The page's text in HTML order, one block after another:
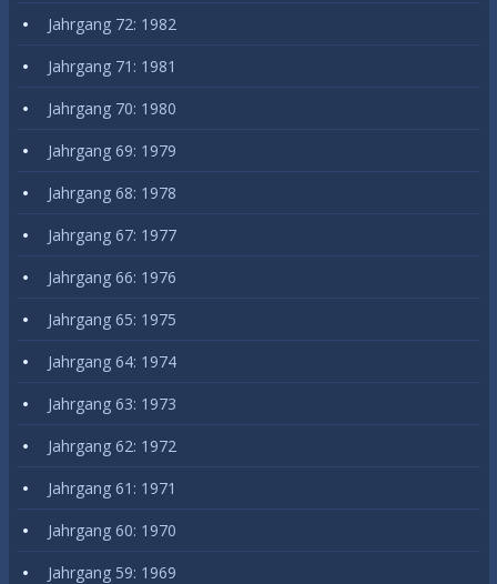
Jahrgang 72: 1982
Jahrgang 71: 1981
Jahrgang 70: 1980
Jahrgang 69: 1979
Jahrgang 68: 1978
Jahrgang 67: 1977
Jahrgang 66: 1976
Jahrgang 65: 1975
Jahrgang 64: 1974
Jahrgang 63: 1973
Jahrgang 62: 1972
Jahrgang 61: 1971
Jahrgang 60: 1970
Jahrgang 59: 1969